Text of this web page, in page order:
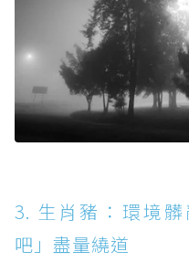
3. 生肖豬：環境
吧」盡量繞道